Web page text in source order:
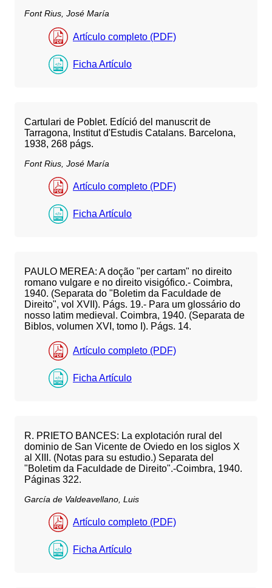
Font Rius, José María
Artículo completo (PDF)
Ficha Artículo
Cartulari de Poblet. Edíció del manuscrit de
Tarragona, Institut d'Estudis Catalans. Barcelona,
1938, 268 págs.
Font Rius, José María
Artículo completo (PDF)
Ficha Artículo
PAULO MEREA: A doção "per cartam" no direito
romano vulgare e no direito visigófico.- Coimbra,
1940. (Separata do "Boletim da Faculdade de
Direito", vol XVII). Págs. 19.- Para um glossário do
nosso latim medieval. Coimbra, 1940. (Separata de
Biblos, volumen XVI, tomo I). Págs. 14.
Artículo completo (PDF)
Ficha Artículo
R. PRIETO BANCES: La explotación rural del
dominio de San Vicente de Oviedo en los siglos X
al XIII. (Notas para su estudio.) Separata del
"Boletim da Faculdade de Direito".-Coimbra, 1940.
Páginas 322.
García de Valdeavellano, Luis
Artículo completo (PDF)
Ficha Artículo